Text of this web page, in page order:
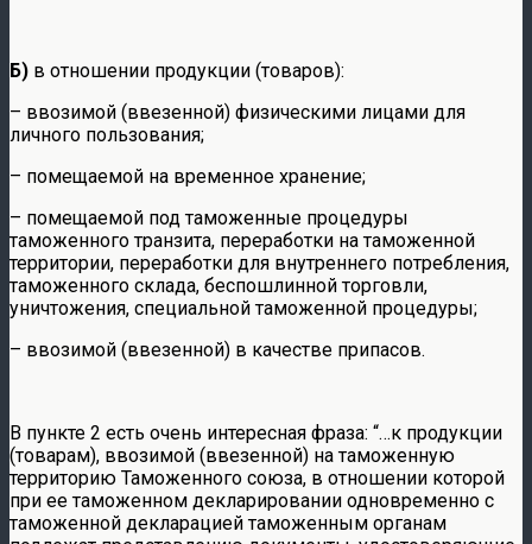
Б) в отношении продукции (товаров):
– ввозимой (ввезенной) физическими лицами для
личного пользования;
– помещаемой на временное хранение;
– помещаемой под таможенные процедуры
таможенного транзита, переработки на таможенной
территории, переработки для внутреннего потребления,
таможенного склада, беспошлинной торговли,
уничтожения, специальной таможенной процедуры;
– ввозимой (ввезенной) в качестве припасов.
В пункте 2 есть очень интересная фраза: “…к продукции
(товарам), ввозимой (ввезенной) на таможенную
территорию Таможенного союза, в отношении которой
при ее таможенном декларировании одновременно с
таможенной декларацией таможенным органам